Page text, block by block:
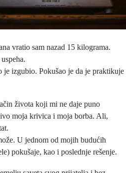
vratio sam nazad 15 kilograma.
je izgubio. Pokušao je da je praktikuje
života koji mi ne daje puno
moja krivica i moja borba. Ali,
U jednom od mojih budućih
pokušaje, kao i poslednje rešenje.